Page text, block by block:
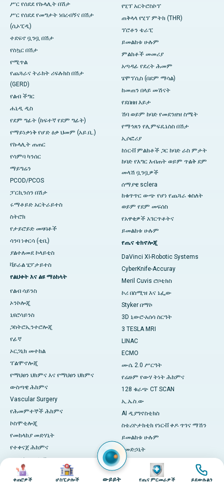
ሥር የሰደደ የኩላሊት በሽታ
ሥር የሰደደ የመግታት ነበረብኝና በሽታ
(ሲኦፒዲ)
ተደፍኖ ቧንቧ በሽታ
የስኳር በሽታ
የሚጥል
የጨጓራና ትራክት ሪፍሉክስ በሽታ
(GERD)
የልብ ችግር
ሐኒዲ ዲስ
የደም ግፊት (ከፍተኛ የደም ግፊት)
የማይነቃነቅ የሆድ ዕቃ ህመም (አይ.ቢ.)
የኩላሊት ጠጠር
የሳምባ ካንሰር
ማይግሬን
PCOD/PCOS
ፓርኪንሰን በሽታ
ሩማቶይድ አርትራይተስ
ስትሮክ
የታይሮይድ መዛባቶች
ሳንባ ነቀርሳ (ቲቢ)
ያልተለመደ ኮላይቲስ
ቫይራል ሄፓታይተስ
የልህቀት እና ልዩ ማዕከላት
የልብ ሳይንስ
ኦንኮሎጂ
ኒዩሮሳይንስ
ጋስትሮኢንተሮሎጂ
የፊኛ
ኦርጋኒክ መተከል
ፐልሞኖሎጂ
የማህፀን ህክምና እና የማህፀን ህክምና
ውስጣዊ ሕክምና
Vascular Surgery
የሕመምተኞች ሕክምና
ኮስሞቲሎጂ
የመከላከያ መድሃኒት
የተቀናጀ ሕክምና
ይመልከቱ ሁሉም
መጽሃፍ የጤና ምርመራ
የሂፕ አርትሮስኮፕ
ጠቅላላ የሂፕ ምትክ (THR)
ፕሮቶን ቴራፒ
ይመልከቱ ሁሉም
ምልክቶች መመሪያ
አጣዳፊ የደረት ሕመም
ሄሞፕሲስ (በደም ማሳል)
ከመጠን በላይ መሽናት
የደበዘዘ እይታ
ሽባ ወይም ከባድ የመደንዘዝ ስሜት
የማኅጸን የሊምፍዴኔስስ በሽታ
ኢሶፎሪያ
ከነርቭ ምልክቶች ጋር ከባድ ራስ ምታት
ከባድ የእግር እብጠት ወይም ጥልቅ ደም
መላሽ ቧንቧዎች
ሰማያዊ sclera
ከቁጥጥር ውጭ የሆነ የጨጓራ ​​​​ቁስለት
ወይም የደም መፍሰስ
የአዋቂዎች አገርጥቶትና
ይመልከቱ ሁሉም
የጤና ቴክኖሎጂ
DaVinci XI-Robotic Systems
CyberKnife-Accuray
Meril Cuvis ሮቦቲክስ
ኮሪ በስሚዝ እና ኔፌው
Styker በማኮ
3D ኒውሮ-አሰሳ ስርዓት
3 TESLA MRI
LINAC
ECMO
ሙሴ 2.0 ሥርዓት
የሬዙም የውሃ ትነት ሕክምና
128 ቁራጭ CT SCAN
ኢ.ኤስ.ው
AI ዲያግኖስቲክስ
ስቴሪዮታክቲክ የነርቭ ቀዶ ጥገና ማሽን
ይመልከቱ ሁሉም
የመድኃኒት
አዳፓሌን
ምስል
ቀጠሮዎች
ምስል
ሆስፒታሎች ውይይት
ምስል
የጤና ምርመራዎች
ምስል
ይደውሉልን